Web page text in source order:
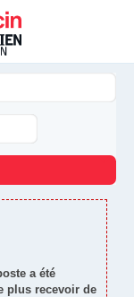
a été
plus recevoir de